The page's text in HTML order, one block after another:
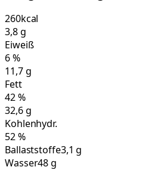
260kcal
3,8g
Eiweiß
6%
11,7g
Fett
42%
32,6g
Kohlenhydr.
52%
Ballaststoffe3,1 g
Wasser48 g